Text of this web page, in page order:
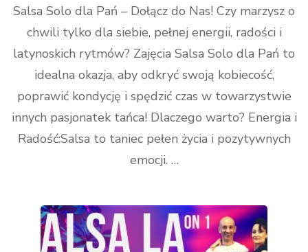
Salsa Solo dla Pań – Dołącz do Nas! Czy marzysz o
chwili tylko dla siebie, pełnej energii, radości i
latynoskich rytmów? Zajęcia Salsa Solo dla Pań to
idealna okazja, aby odkryć swoją kobiecość,
poprawić kondycję i spędzić czas w towarzystwie
innych pasjonatek tańca! Dlaczego warto? Energia i
Radość:Salsa to taniec pełen życia i pozytywnych
emocji. …